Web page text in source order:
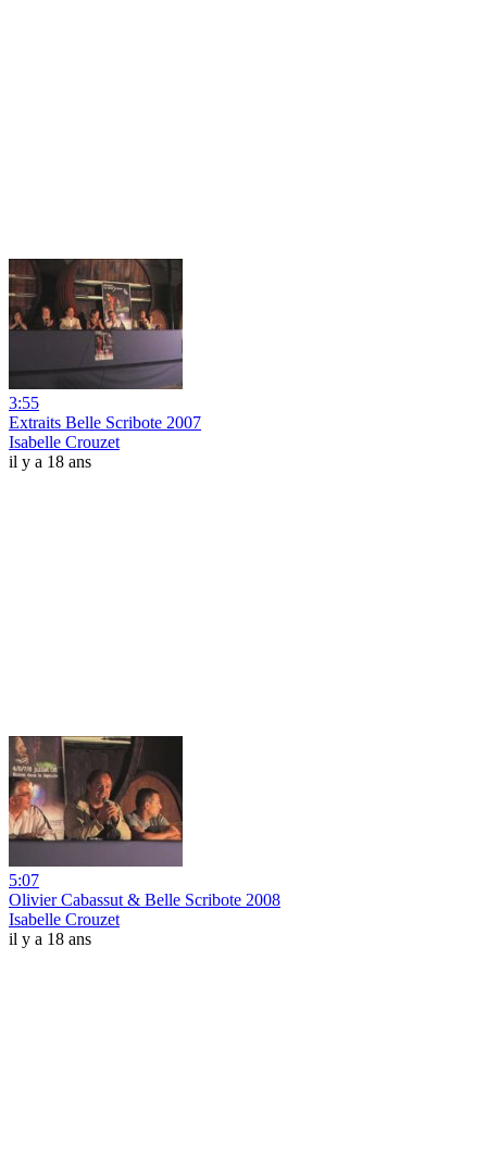
3:55
Extraits Belle Scribote 2007
Isabelle Crouzet
il y a 18 ans
5:07
Olivier Cabassut & Belle Scribote 2008
Isabelle Crouzet
il y a 18 ans